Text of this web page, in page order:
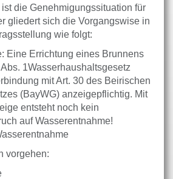
die Genehmigungssituation für
gliedert sich die Vorgangswise in
wie folgt:
Eine Errichtung eines Brunnens
1Wasserhaushaltsgesetz
mit Art. 30 des Beirischen
(BayWG) anzeigepflichtig. Mit
entsteht noch kein
auf Wasserentnahme!
vorgehen: